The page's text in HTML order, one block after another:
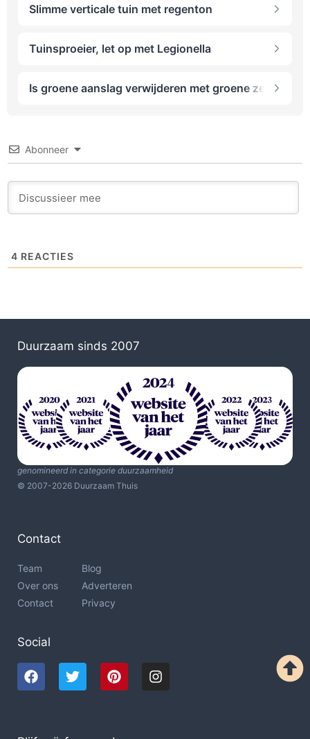
Slimme verticale tuin met regenton
Tuinsproeier, let op met Legionella
Is groene aanslag verwijderen met groene zeep
Abonneer
4 REACTIES
Duurzaam sinds 2007
genomineerd in categorie duurzaamheid
© 2007-2026 Duurzaam Thuis
Contact
Team
Over ons
Contact
Blog
Adverteren
Privacy
Social